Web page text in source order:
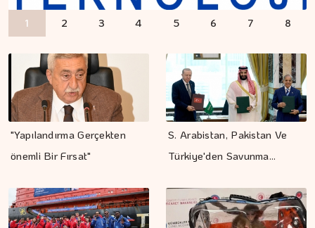
1 2 3 4 5 6 7 8
"Yapılandırma Gerçekten
önemli Bir Fırsat"
S. Arabistan, Pakistan Ve
Türkiye'den Savunma…